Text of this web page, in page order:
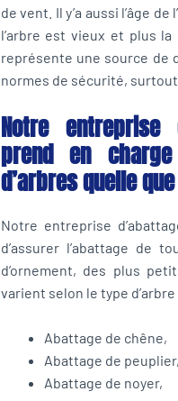
de vent. Il y’a aussi l’âge
l’arbre est vieux et plus
représente une source de
normes de sécurité, surtout
Notre entreprise
prend en
d’arbres quelle
Notre entreprise
d’assurer l’abattage de
d’ornement, des plus
varient selon le type
Abattage de chêne,
Abattage de peuplier,
Abattage de noyer,